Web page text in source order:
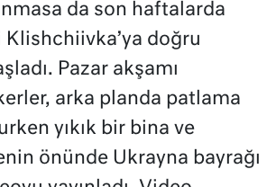
da son haftalarda
doğru
Pazar akşamı
arka planda patlama
yıkık bir bina ve
önünde Ukrayna bayrağı